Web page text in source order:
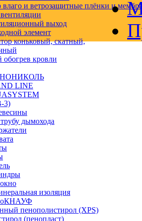
влаго и ветрозащитные плёнки и
выход
элемент
коньковый, скатный,
кровли
LINE
3)
дымохода
изоляция
пенополистирол (XPS)
(пенопласт)